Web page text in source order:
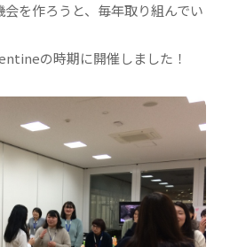
を作ろうと、毎年取り組んでい
の時期に開催しました！